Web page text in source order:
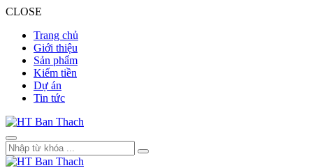
CLOSE
Trang chủ
Giới thiệu
Sản phẩm
Kiếm tiền
Dự án
Tin tức